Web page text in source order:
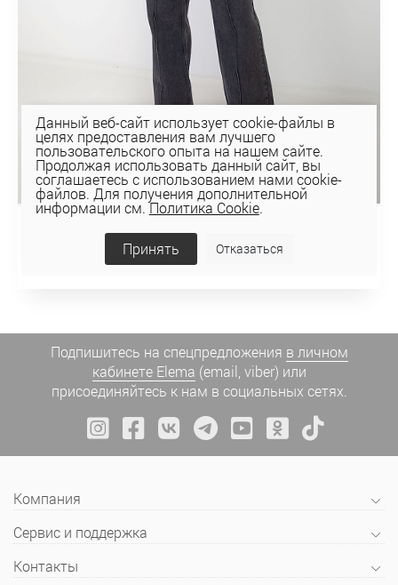
Брюки 1102-1
Подпишитесь на спецпредложения в личном
кабинете Elema (email, viber) или
присоединяйтесь к нам в социальных сетях.
Компания
Сервис и поддержка
Контакты
Данный веб-сайт использует cookie-файлы в
целях предоставления вам лучшего
пользовательского опыта на нашем сайте.
Продолжая использовать данный сайт, вы
соглашаетесь с использованием нами cookie-
файлов. Для получения дополнительной
информации см.Политика Cookie.
Принять Отказаться